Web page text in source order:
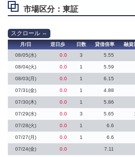
市場区分：東証
月/日 逆日歩 日数 貸借倍率 融資
08/05(水)
0.0 3 5.55
08/04(火) 0.0 1 5.59
08/03(月) 0.0 1 6.15
07/31(金) 0.0 1 4.88
07/30(木) 0.0 1 5.86
07/29(水) 0.0 3 5.65
07/28(火) 0.0 1 6.6
07/27(月) 0.0 1 6.6
07/24(金) 0.0 7.11